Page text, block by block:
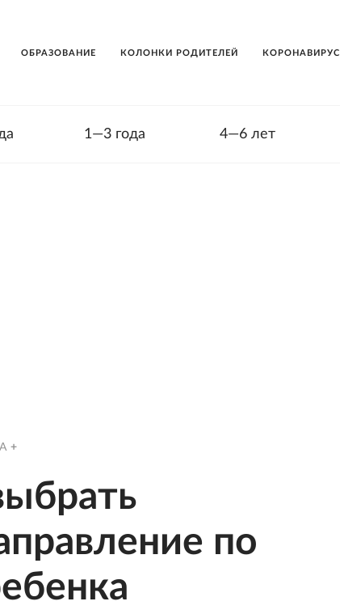
ОБРАЗОВАНИЕ КОЛОНКИ РОДИТЕЛЕЙ КОРОНАВИРУС
1—3 года 4—6 лет
A
по